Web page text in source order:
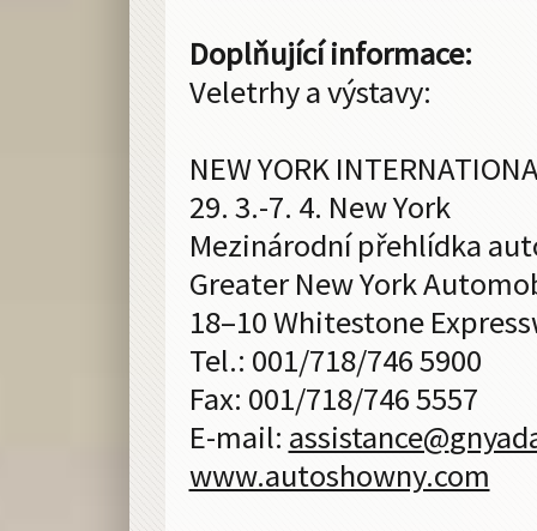
Doplňující informace:
Veletrhy a výstavy:
NEW YORK
29. 3.-7. 4. New York
Mezinárodní přehlídka
Greater New York
18–10 Whitestone
Tel.: 001/718/746 5900
Fax: 001/718/746 5557
E-mail: assistance@
www.autoshowny.com